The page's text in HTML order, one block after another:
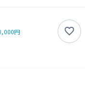
円